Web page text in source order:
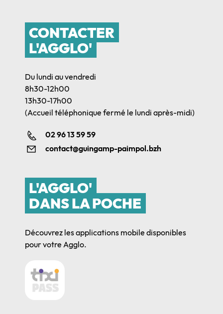
CONTACTER
L'AGGLO'
Du lundi au vendredi
8h30-12h00
13h30-17h00
(Accueil téléphonique fermé le lundi après-midi)
02 96 13 59 59
contact@guingamp-paimpol.bzh
L'AGGLO'
DANS LA POCHE
Découvrez les applications mobile disponibles
pour votre Agglo.